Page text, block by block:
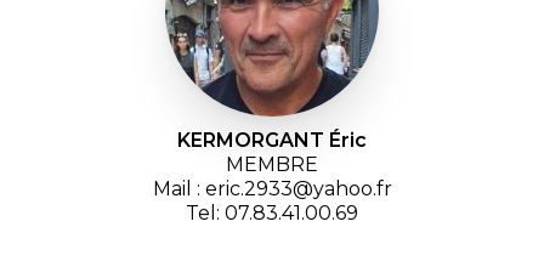
KERMORGANT Éric
MEMBRE
Mail : eric.2933@yahoo.fr
Tel: 07.83.41.00.69